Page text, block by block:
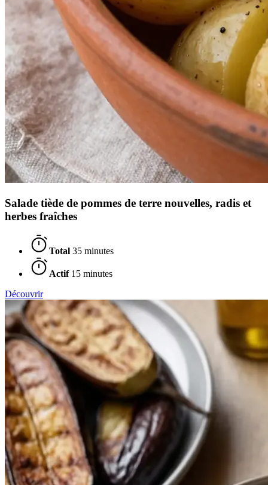
Salade tiède de pommes de terre nouvelles, radis et
herbes fraîches
Total 35 minutes
Actif15 minutes
Découvrir